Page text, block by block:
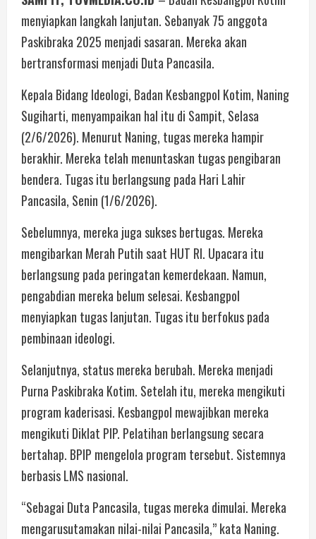
menyiapkan langkah lanjutan. Sebanyak 75 anggota
Paskibraka 2025 menjadi sasaran. Mereka akan
bertransformasi menjadi Duta Pancasila.
Kepala Bidang Ideologi, Badan Kesbangpol Kotim, Naning
Sugiharti, menyampaikan hal itu di Sampit, Selasa
(2/6/2026). Menurut Naning, tugas mereka hampir
berakhir. Mereka telah menuntaskan tugas pengibaran
bendera. Tugas itu berlangsung pada Hari Lahir
Pancasila, Senin (1/6/2026).
Sebelumnya, mereka juga sukses bertugas. Mereka
mengibarkan Merah Putih saat HUT RI. Upacara itu
berlangsung pada peringatan kemerdekaan. Namun,
pengabdian mereka belum selesai. Kesbangpol
menyiapkan tugas lanjutan. Tugas itu berfokus pada
pembinaan ideologi.
Selanjutnya, status mereka berubah. Mereka menjadi
Purna Paskibraka Kotim. Setelah itu, mereka mengikuti
program kaderisasi. Kesbangpol mewajibkan mereka
mengikuti Diklat PIP. Pelatihan berlangsung secara
bertahap. BPIP mengelola program tersebut. Sistemnya
berbasis LMS nasional.
“Sebagai Duta Pancasila, tugas mereka dimulai. Mereka
mengarusutamakan nilai-nilai Pancasila,” kata Naning.